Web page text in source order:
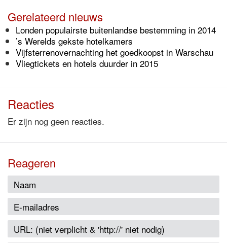
Gerelateerd nieuws
Londen populairste buitenlandse bestemming in 2014
’s Werelds gekste hotelkamers
Vijfsterrenovernachting het goedkoopst in Warschau
Vliegtickets en hotels duurder in 2015
Reacties
Er zijn nog geen reacties.
Reageren